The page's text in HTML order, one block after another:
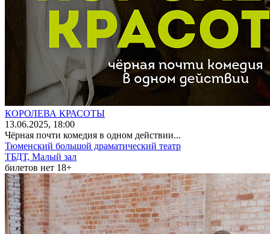
КОРОЛЕВА КРАСОТЫ
13.06.2025, 18:00
Чёрная почти комедия в одном действии...
Тюменский большой драматический театр
ТБДТ, Малый зал
билетов нет 18+